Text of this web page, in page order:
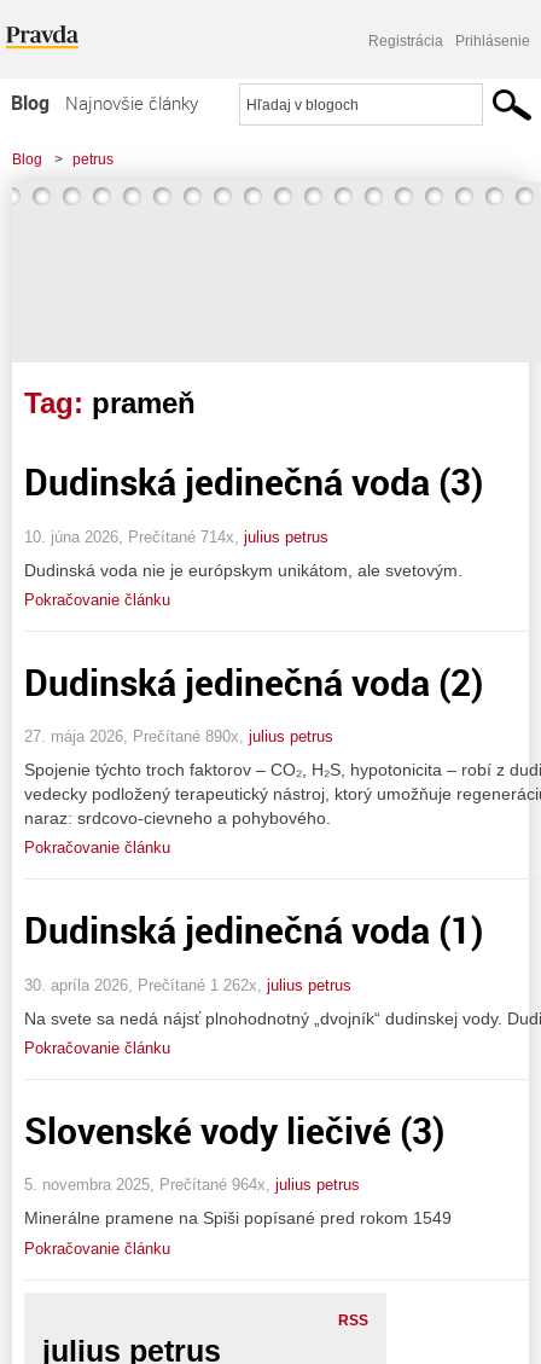
Registrácia Prihlásenie
Blog
Najnovšie články
Najčítanejšie články
Najkomentovanejšie články
Blog > petrus
Tag: prameň
Dudinská jedinečná voda (3)
10. júna 2026, Prečítané 714x, julius petrus
Dudinská voda nie je európskym unikátom, ale svetovým.
Pokračovanie článku
Dudinská jedinečná voda (2)
27. mája 2026, Prečítané 890x, julius petrus
Spojenie týchto troch faktorov – CO₂, H₂S, hypotonicita – robí z
vedecky podložený terapeutický nástroj, ktorý umožňuje
naraz: srdcovo-cievneho a pohybového.
Pokračovanie článku
Dudinská jedinečná voda (1)
30. apríla 2026, Prečítané 1 262x, julius petrus
Na svete sa nedá nájsť plnohodnotný „dvojník“ dudinskej vody.
Pokračovanie článku
Slovenské vody liečivé (3)
5. novembra 2025, Prečítané 964x, julius petrus
Minerálne pramene na Spiši popísané pred rokom 1549
Pokračovanie článku
RSS
julius petrus